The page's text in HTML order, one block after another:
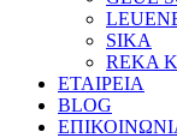
SIKA
REKA
ΕΤΑΙΡΕΙΑ
BLOG